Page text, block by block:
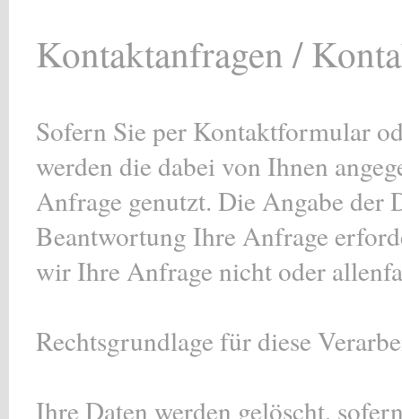
Kontaktanfragen /
Sofern Sie per Kontaktformular
werden die dabei von Ihnen
Anfrage genutzt. Die Angabe der
Beantwortung Ihre Anfrage
wir Ihre Anfrage nicht oder
Rechtsgrundlage für diese
Ihre Daten werden gelöscht,